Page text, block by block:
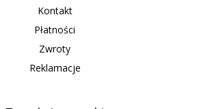
Kontakt
Płatności
Zwroty
Reklamacje